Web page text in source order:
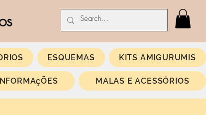
ESQUEMAS KITS AMIGURUMIS
INFORMAçÕES MALAS E ACESSÓRIOS